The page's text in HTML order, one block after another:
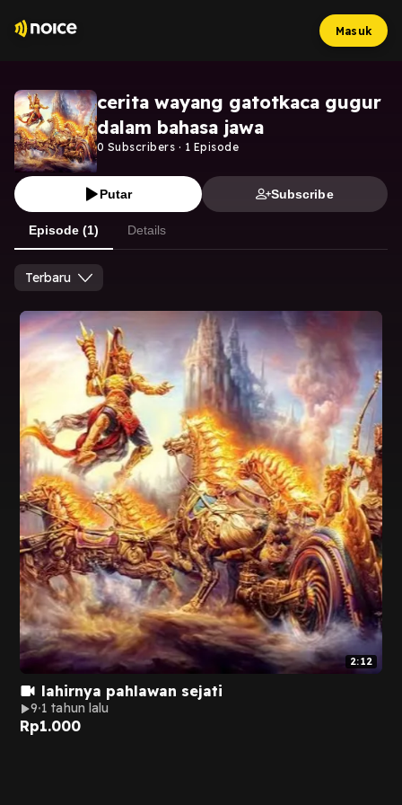
Masuk
cerita wayang gatotkaca gugur
dalam bahasa jawa
0 Subscribers · 1 Episode
Putar Subscribe
Episode (1) Details
Terbaru
2:12
lahirnya pahlawan sejati
9 1 tahun lalu
Rp1.000